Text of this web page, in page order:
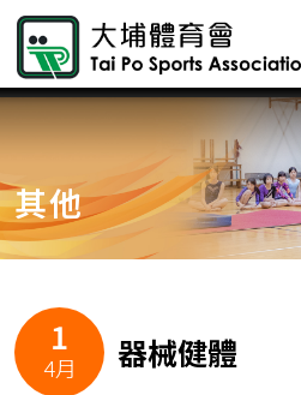
其他
1
4月 器械健體